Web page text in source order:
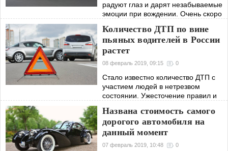
радуют глаз и дарят незабываемые
эмоции при вождении. Очень скоро
которого померкнут все остальные
творения компании.
Количество ДТП по вине
пьяных водителей в России
растет
08 февраль 2019, 09:15 0
Стало известно количество ДТП с
участием людей в нетрезвом
состоянии. Ужесточение правил и
русский народ. Статистика не
внушает спокойствия.
Названа стоимость самого
дорогого автомобиля на
данный момент
07 февраль 2019, 10:48 0